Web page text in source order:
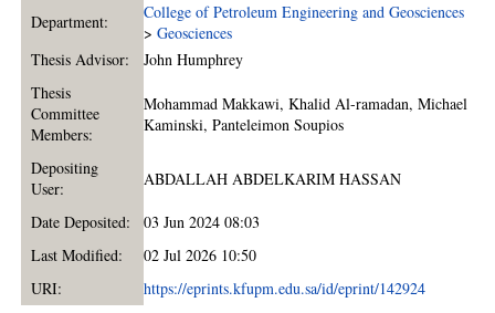
Department:
College of Petroleum Engineering and Geosciences
>Geosciences
Thesis Advisor:
John Humphrey
Thesis
Committee
Members:
Mohammad Makkawi,Khalid Al-ramadan,Michael
Kaminski,Panteleimon Soupios
Depositing
User:
ABDALLAH ABDELKARIM HASSAN
Date Deposited:
03 Jun 2024 08:03
Last Modified:
02 Jul 2026 10:50
URI:
https://eprints.kfupm.edu.sa/id/eprint/142924